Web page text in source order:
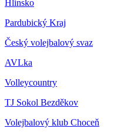
Hlinsko
Pardubický Kraj
Český volejbalový svaz
AVLka
Volleycountry
TJ Sokol Bezděkov
Volejbalový klub Choceň